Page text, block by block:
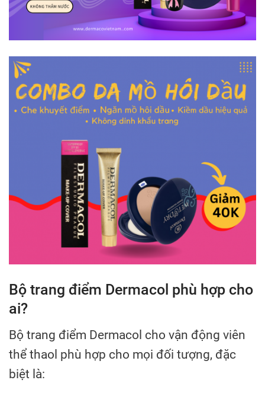
Bộ trang điểm Dermacol phù hợp cho
ai?
Bộ trang điểm Dermacol cho vận động viên
thể thaol phù hợp cho mọi đối tượng, đặc
biệt là: